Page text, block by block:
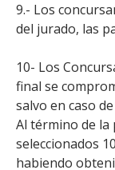
9.- Los
del jurado, las
10- Los
final se
salvo en caso
Al término de
seleccionados
habiendo